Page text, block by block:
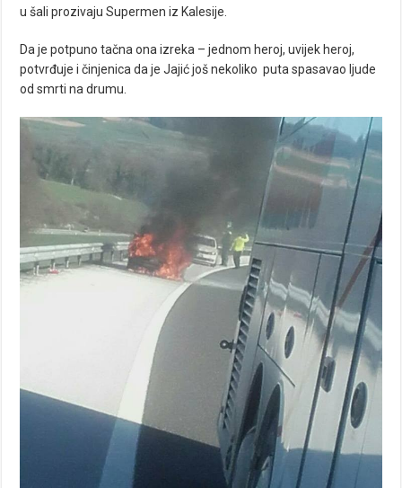
u šali prozivaju Supermen iz Kalesije.
Da je potpuno tačna ona izreka – jednom heroj, uvijek heroj,
potvrđuje i činjenica da je Jajić još nekoliko puta spasavao ljude
od smrti na drumu.